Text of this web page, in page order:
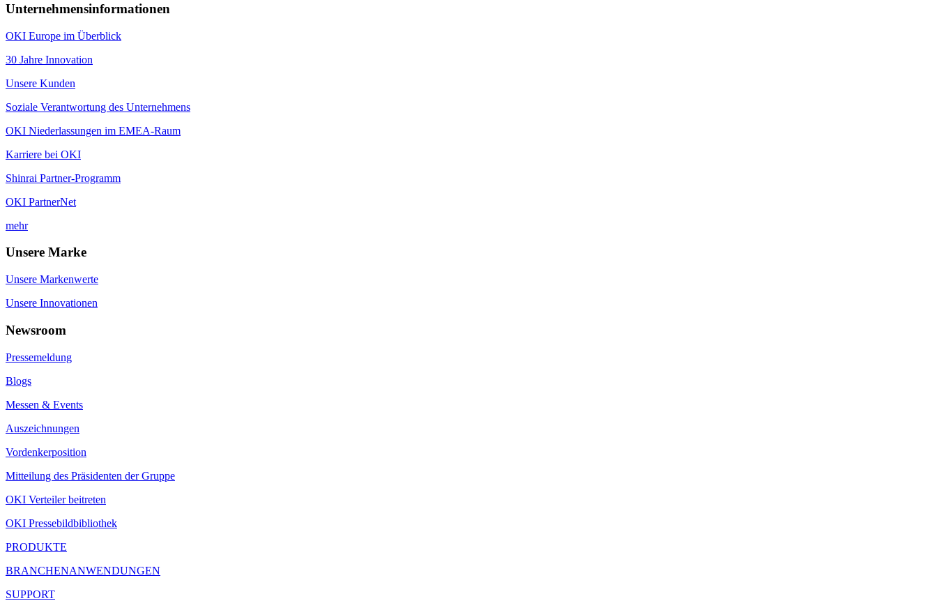
Unternehmensinformationen
OKI Europe im Überblick
30 Jahre Innovation
Unsere Kunden
Soziale Verantwortung des Unternehmens
OKI Niederlassungen im EMEA-Raum
Karriere bei OKI
Shinrai Partner-Programm
OKI PartnerNet
mehr
Unsere Marke
Unsere Markenwerte
Unsere Innovationen
Newsroom
Pressemeldung
Blogs
Messen & Events
Auszeichnungen
Vordenkerposition
Mitteilung des Präsidenten der Gruppe
OKI Verteiler beitreten
OKI Pressebildbibliothek
PRODUKTE
BRANCHENANWENDUNGEN
SUPPORT